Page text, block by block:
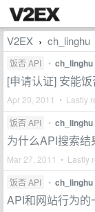
V2EX › ch_linghu
饭否 API • ch_linghu
[申请认证] 安能
Apr 20, 2011 • Lastly
饭否 API • ch_linghu
为什么API搜索结
Mar 27, 2011 • Lastly
饭否 API • ch_linghu
API和网站行为的